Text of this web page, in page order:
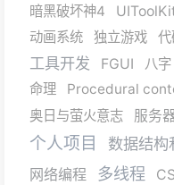
暗黑破坏神4
动画系统 独立游戏
工具开发 FGUI 八字
命理 Procedural
奥日与萤火意志
服务
个人项目 数据结构
网络编程 多线程